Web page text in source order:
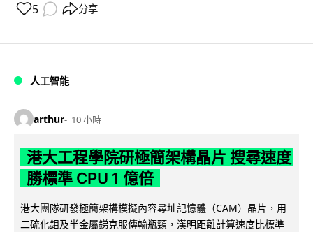
5 分享
人工智能
arthur 10 小時
港大工程學院研極簡架構晶片 搜尋速度
勝標準 CPU 1 億倍
港大團隊研發極簡架構模擬內容尋址記憶體（CAM）晶片，用
二硫化鉬及半金屬銻克服傳輸瓶頸，漢明距離計算速度比標準